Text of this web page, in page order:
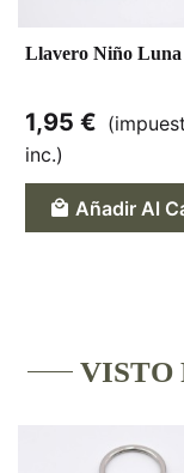
Llavero Niño
1,95 €
inc.)
Añadir Al
VISTO